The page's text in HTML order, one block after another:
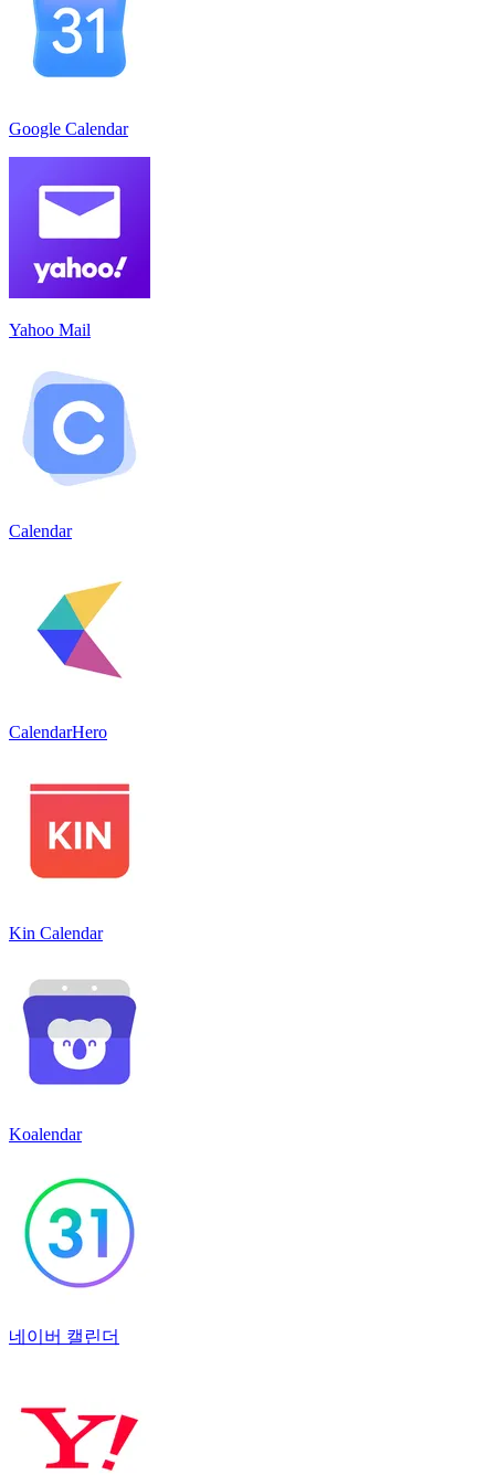
Google Calendar
Yahoo Mail
Calendar
CalendarHero
Kin Calendar
Koalendar
네이버 캘린더